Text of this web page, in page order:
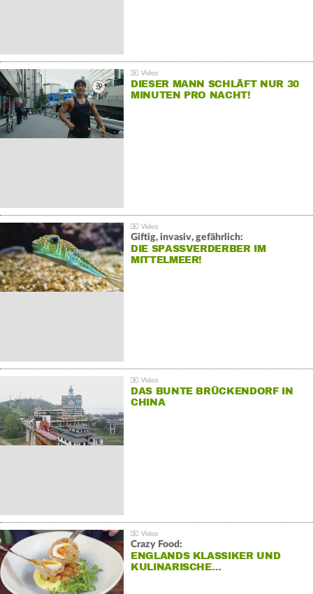
DIESER MANN SCHLÄFT NUR 30
MINUTEN PRO NACHT!
Giftig, invasiv, gefährlich:
DIE SPASSVERDERBER IM M
ITTELMEER!
DAS BUNTE BRÜCKENDORF IN
CHINA
Crazy Food:
ENGLANDS KLASSIKER UND
KULINARISCHE…